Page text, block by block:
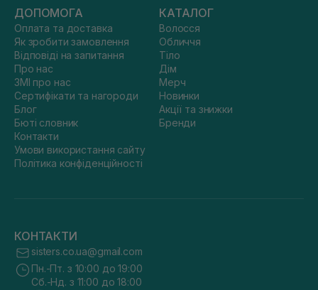
ДОПОМОГА
Оплата та доставка
Як зробити замовлення
Відповіді на запитання
Про нас
ЗМІ про нас
Сертифікати та нагороди
Блог
Бюті словник
Контакти
Умови використання сайту
Політика конфіденційності
КАТАЛОГ
Волосся
Обличчя
Тіло
Дім
Мерч
Новинки
Акції та знижки
Бренди
КОНТАКТИ
sisters.co.ua@gmail.com
Пн.-Пт. з 10:00 до 19:00
Сб.-Нд. з 11:00 до 18:00